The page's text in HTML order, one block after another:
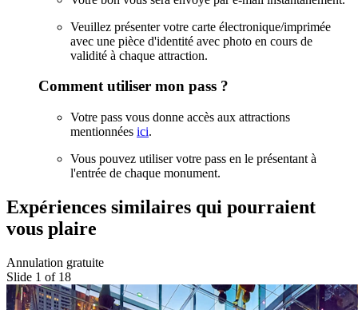
Veuillez présenter votre carte électronique/imprimée
avec une pièce d'identité avec photo en cours de
validité à chaque attraction.
Comment utiliser mon pass ?
Votre pass vous donne accès aux attractions
mentionnées ici.
Vous pouvez utiliser votre pass en le présentant à
l'entrée de chaque monument.
Expériences similaires qui pourraient
vous plaire
Annulation gratuite
Slide 1 of 18